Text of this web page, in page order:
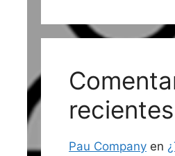
recientes
Pau Company en